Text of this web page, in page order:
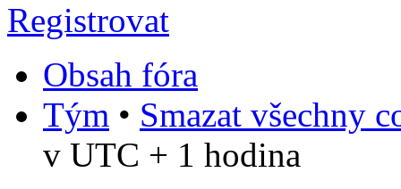
Registrovat
Obsah fóra
Tým • Smazat všechny
v UTC + 1 hodina